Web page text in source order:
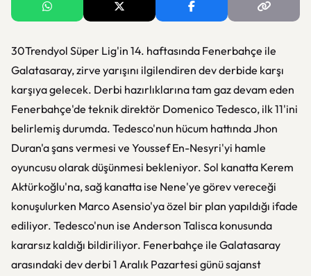
30Trendyol Süper Lig'in 14. haftasında Fenerbahçe ile
Galatasaray, zirve yarışını ilgilendiren dev derbide karşı
karşıya gelecek. Derbi hazırlıklarına tam gaz devam eden
Fenerbahçe'de teknik direktör Domenico Tedesco, ilk 11'ini
belirlemiş durumda. Tedesco'nun hücum hattında Jhon
Duran'a şans vermesi ve Youssef En-Nesyri'yi hamle
oyuncusu olarak düşünmesi bekleniyor. Sol kanatta Kerem
Aktürkoğlu'na, sağ kanatta ise Nene'ye görev vereceği
konuşulurken Marco Asensio'ya özel bir plan yapıldığı ifade
ediliyor. Tedesco'nun ise Anderson Talisca konusunda
kararsız kaldığı bildiriliyor. Fenerbahçe ile Galatasaray
arasındaki dev derbi 1 Aralık Pazartesi günü sajanst